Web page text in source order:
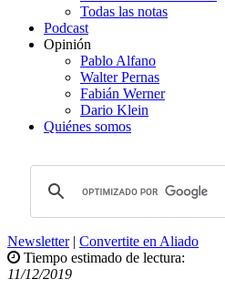
Todas las notas
Podcast
Opinión
Pablo Alfano
Walter Pernas
Fabián Werner
Dario Klein
Quiénes somos
Newsletter| Convertite en Aliado
Tiempo estimado de lectura:
11/12/2019